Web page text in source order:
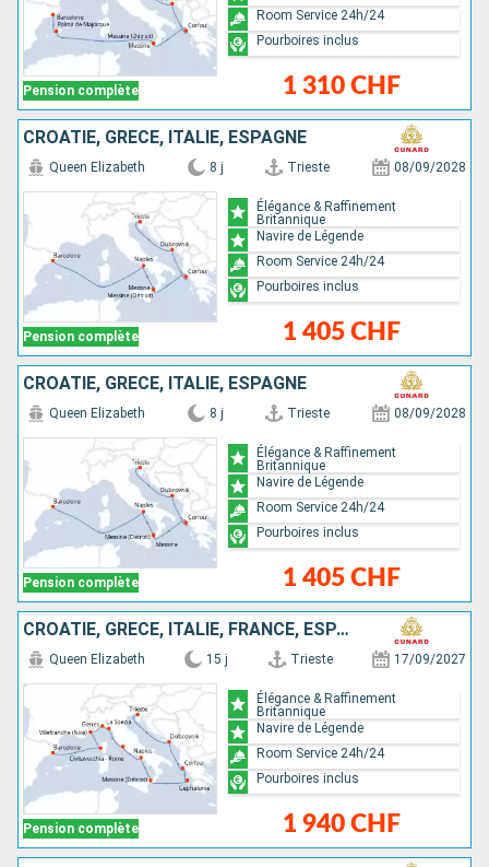
Pension complète 1 310 CHF
Room Service 24h/24
Pourboires inclus
CROATIE, GRÈCE, ITALIE, ESPAGNE
Pension complète
Queen Elizabeth 8 j Trieste 08/09/2028
1 405 CHF
Élégance & Raffinement
Britannique
Navire de Légende
Room Service 24h/24
Pourboires inclus
CROATIE, GRÈCE, ITALIE, ESPAGNE
Pension complète
Queen Elizabeth 8 j Trieste 08/09/2028
1 405 CHF
Élégance & Raffinement
Britannique
Navire de Légende
Room Service 24h/24
Pourboires inclus
CROATIE, GRÈCE, ITALIE, FRANCE, ESPAGNE
Pension complète
Queen Elizabeth 15 j Trieste 17/09/2027
1 940 CHF
Élégance & Raffinement
Britannique
Navire de Légende
Room Service 24h/24
Pourboires inclus